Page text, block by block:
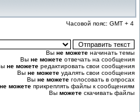
Часовой пояс: GMT + 4
Вы не можете начинать темы
Вы не можете отвечать на сообщения
не можете редактировать свои сообщения
Вы не можете удалять свои сообщения
Вы не можете голосовать в опросах
не можете прикреплять файлы к сообщениям
Вы можете скачивать файлы